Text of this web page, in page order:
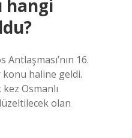
hangi
Antlaşması’nın 16.
konu haline geldi.
Osmanlı
olan